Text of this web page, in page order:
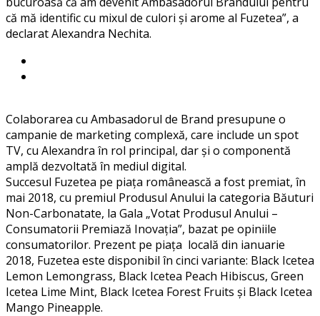
că mă identific cu mixul de culori și arome al Fuzetea”, a
declarat Alexandra Nechita.
Colaborarea cu Ambasadorul de Brand presupune o
campanie de marketing complexă, care include un spot
TV, cu Alexandra în rol principal, dar și o componentă
amplă dezvoltată în mediul digital.
Succesul Fuzetea pe piața românească a fost premiat, în
mai 2018, cu premiul Produsul Anului la categoria Băuturi
Non-Carbonatate, la Gala „Votat Produsul Anului –
Consumatorii Premiază Inovația”, bazat pe opiniile
consumatorilor. Prezent pe piața locală din ianuarie
2018, Fuzetea este disponibil în cinci variante: Black Icetea
Lemon Lemongrass, Black Icetea Peach Hibiscus, Green
Icetea Lime Mint, Black Icetea Forest Fruits și Black Icetea
Mango Pineapple.